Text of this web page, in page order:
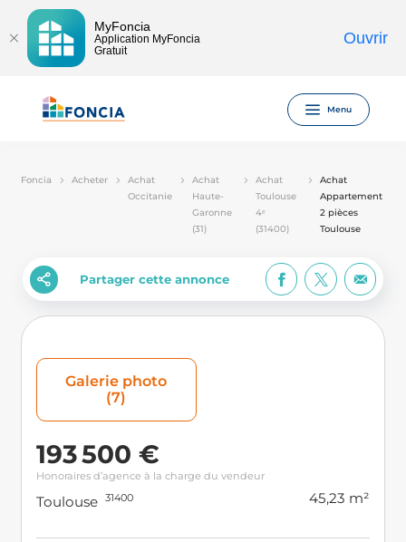
MyFoncia
Application MyFoncia
Gratuit
Ouvrir
Menu
Foncia Acheter
Achat
Occitanie
Achat
Haute-
Garonne
(31)
Achat
Toulouse
4ᵉ
(31400)
Achat
Appartement
2 pièces
Toulouse
Partager cette annonce
Galerie photo
(7)
193 500 €
Honoraires d’agence à la charge du vendeur
Toulouse 31400 45,23 m²